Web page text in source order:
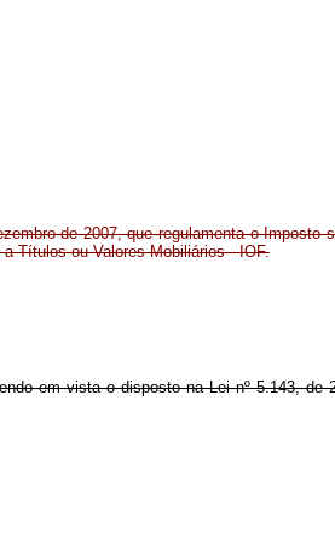
de 2007, que regulamenta o Imposto
Títulos ou Valores Mobiliários - IOF.
em vista o disposto na Lei nº 5.143, de